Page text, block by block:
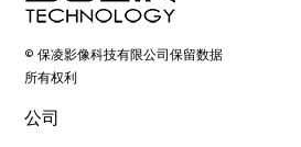
© 保凌影像科技有限公司保留数据
所有权利
公司